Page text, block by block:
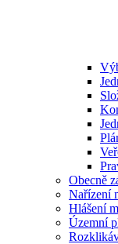
Obecně
Nařízení
Hlášení
Územní